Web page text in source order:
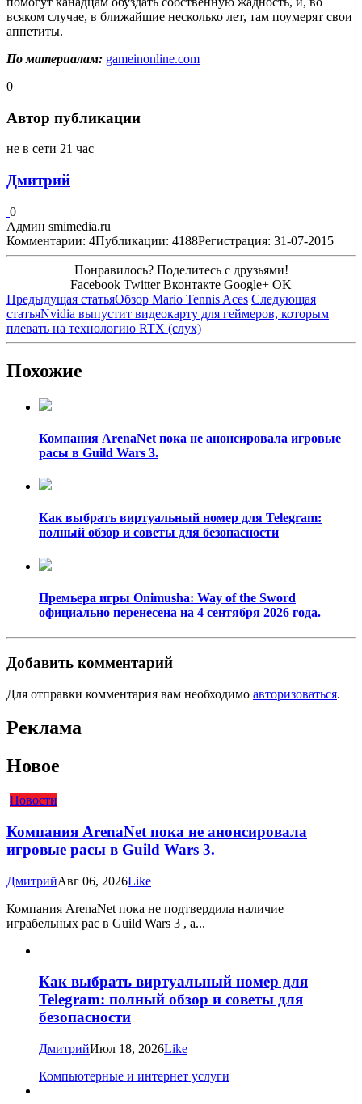
всяком случае, в ближайшие несколько лет, там поумерят свои
аппетиты.
По материалам: gameinonline.com
0
Автор публикации
не в сети 21 час
Дмитрий
0
Админ smimedia.ru
Комментарии: 4Публикации: 4188Регистрация: 31-07-2015
Понравилось? Поделитесь с друзьями!
Facebook Twitter Вконтакте Google+ OK
Предыдущая статьяОбзор Mario Tennis Aces Следующая
статьяNvidia выпустит видеокарту для геймеров, которым
плевать на технологию RTX (слух)
Похожие
Компания ArenaNet пока не анонсировала игровые
расы в Guild Wars 3.
Как выбрать виртуальный номер для Telegram:
полный обзор и советы для безопасности
Премьера игры Onimusha: Way of the Sword
официально перенесена на 4 сентября 2026 года.
Добавить комментарий
Для отправки комментария вам необходимо авторизоваться.
Реклама
Новое
Новости
Компания ArenaNet пока не анонсировала
игровые расы в Guild Wars 3.
ДмитрийАвг 06, 2026Like
Компания ArenaNet пока не подтвердила наличие
играбельных рас в Guild Wars 3 , а...
Как выбрать виртуальный номер для
Telegram: полный обзор и советы для
безопасности
ДмитрийИюл 18, 2026Like
Компьютерные и интернет услуги